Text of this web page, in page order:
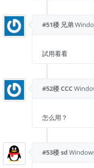
#51楼 兄弟
試用看看
#52楼CCC
怎么用？
#53楼sd